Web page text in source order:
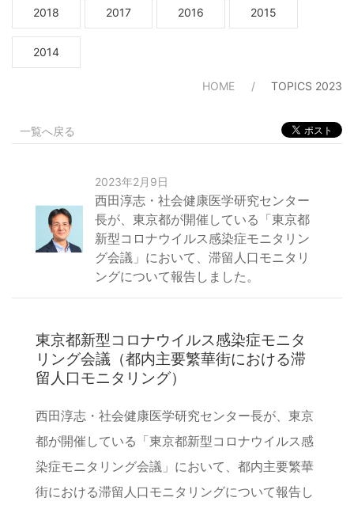
2018 2017 2016 2015
2014
HOME TOPICS 2023
一覧へ戻る
2023年2月9日
西田淳志・社会健康医学研究センター
長が、東京都が開催している「東京都
新型コロナウイルス感染症モニタリン
グ会議」において、滞留人口モニタリ
ングについて報告しました。
東京都新型コロナウイルス感染症モニタ
リング会議（都内主要繁華街における滞
留人口モニタリング）
西田淳志・社会健康医学研究センター長が、東京
都が開催している「東京都新型コロナウイルス感
染症モニタリング会議」において、都内主要繁華
街における滞留人口モニタリングについて報告し